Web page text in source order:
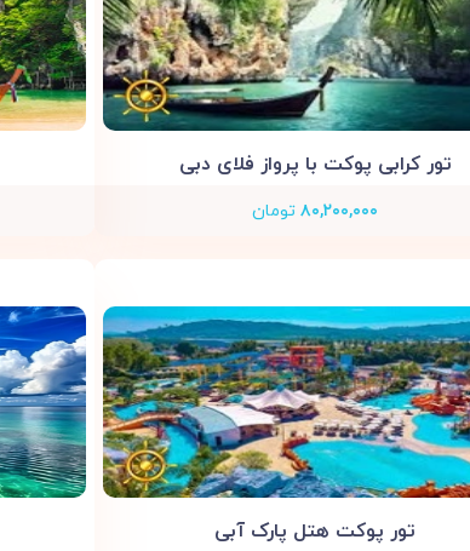
تور کرابی پوکت با پرواز فلای دبی
۸۰,۲۰۰,۰۰۰ تومان
تور پوکت هتل پارک آبی